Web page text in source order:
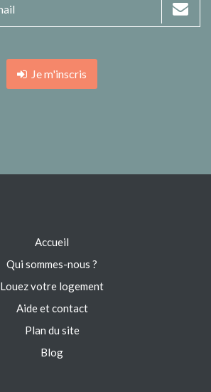
Je m'inscris
Accueil
Qui sommes-nous ?
Louez votre logement
Aide et contact
Plan du site
Blog